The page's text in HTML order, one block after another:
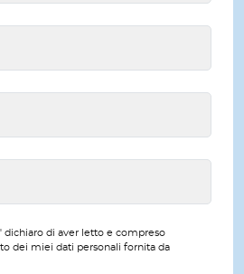
dichiaro di aver letto e compreso
dei miei dati personali fornita da